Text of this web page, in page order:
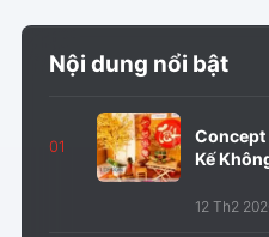
Nội dung nổi bật
01
Concept
Kế
12 Th2